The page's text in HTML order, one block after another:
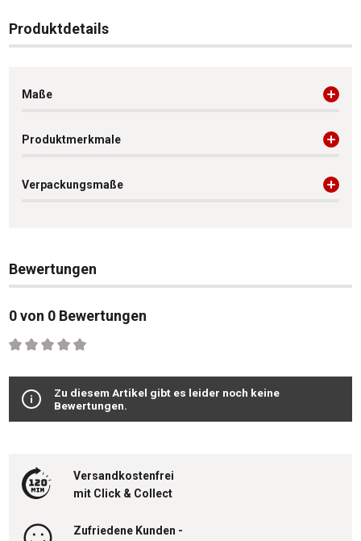
Produktdetails
Maße
Produktmerkmale
Verpackungsmaße
Bewertungen
0 von 0 Bewertungen
Durchschnittliche Bewertung von 0 von 5 Sternen
Zu diesem Artikel gibt es leider noch keine
Bewertungen.
Versandkostenfrei
mit Click & Collect
Zufriedene Kunden -